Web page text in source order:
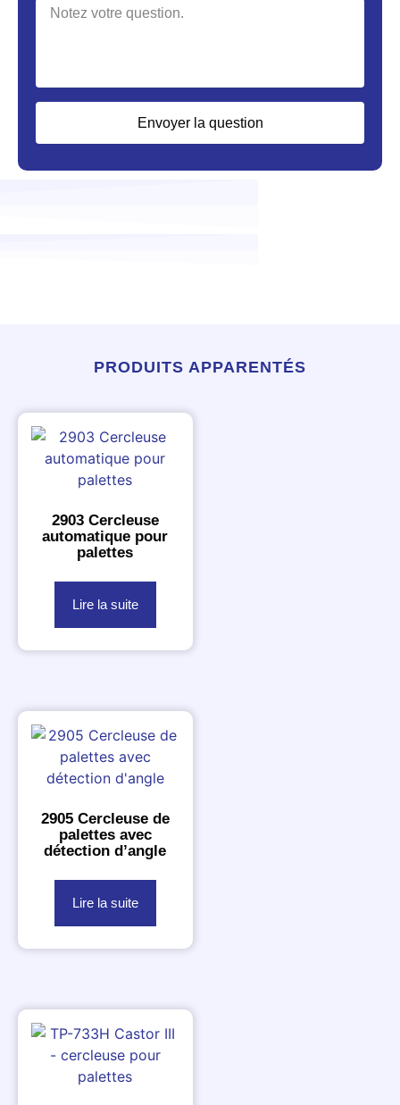
Envoyer la question
PRODUITS APPARENTÉS
2903 Cercleuse
automatique pour
palettes
Lire la suite
2905 Cercleuse de
palettes avec
détection d’angle
Lire la suite